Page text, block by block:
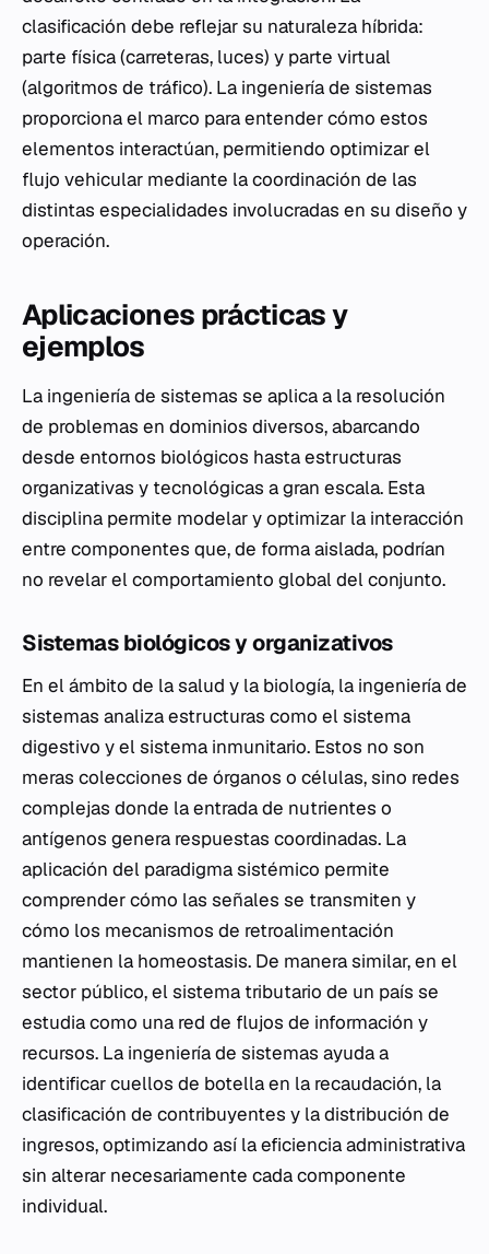
clasificación debe reflejar su naturaleza híbrida:
parte física (carreteras, luces) y parte virtual
(algoritmos de tráfico). La ingeniería de sistemas
proporciona el marco para entender cómo estos
elementos interactúan, permitiendo optimizar el
flujo vehicular mediante la coordinación de las
distintas especialidades involucradas en su diseño y
operación.
Aplicaciones prácticas y
ejemplos
La ingeniería de sistemas se aplica a la resolución
de problemas en dominios diversos, abarcando
desde entornos biológicos hasta estructuras
organizativas y tecnológicas a gran escala. Esta
disciplina permite modelar y optimizar la interacción
entre componentes que, de forma aislada, podrían
no revelar el comportamiento global del conjunto.
Sistemas biológicos y organizativos
En el ámbito de la salud y la biología, la ingeniería de
sistemas analiza estructuras como el sistema
digestivo y el sistema inmunitario. Estos no son
meras colecciones de órganos o células, sino redes
complejas donde la entrada de nutrientes o
antígenos genera respuestas coordinadas. La
aplicación del paradigma sistémico permite
comprender cómo las señales se transmiten y
cómo los mecanismos de retroalimentación
mantienen la homeostasis. De manera similar, en el
sector público, el sistema tributario de un país se
estudia como una red de flujos de información y
recursos. La ingeniería de sistemas ayuda a
identificar cuellos de botella en la recaudación, la
clasificación de contribuyentes y la distribución de
ingresos, optimizando así la eficiencia administrativa
sin alterar necesariamente cada componente
individual.